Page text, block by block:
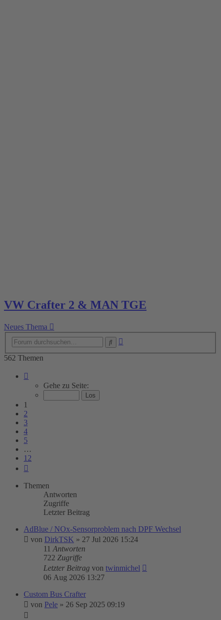
VW Crafter 2 & MAN TGE
Neues Thema
562 Themen
von
Gehe zu Seite:
1
2
3
4
5
…
12
Themen
Antworten
Zugriffe
Letzter Beitrag
AdBlue / NOx-Sensorproblem nach DPF Wechsel
von DirkTSK » 27 Jul 2026 15:24
11 Antworten
722 Zugriffe
Letzter Beitrag von twinmichel
06 Aug 2026 13:27
Custom Bus Crafter
von Pele » 26 Sep 2025 09:19